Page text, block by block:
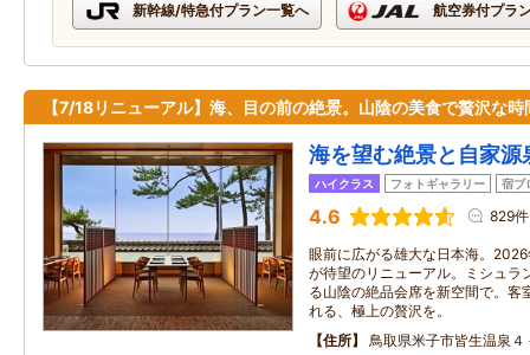
新幹線/特急付プラン一覧へ 航空券付プラ
【7/18リニューアル】海、目の前の絶景。山陰の美食で贅沢な時
海を望む絶景と自家
ハイクラス フォトギャラリー 宿ブ
4.6 829件
眼前に広がる雄大な日本海。
が待望のリニューアル。ミシュラ
る山陰の絶品会席を新空間で。客
れる、極上の贅沢を。
住所
鳥取県米子市皆生温泉４